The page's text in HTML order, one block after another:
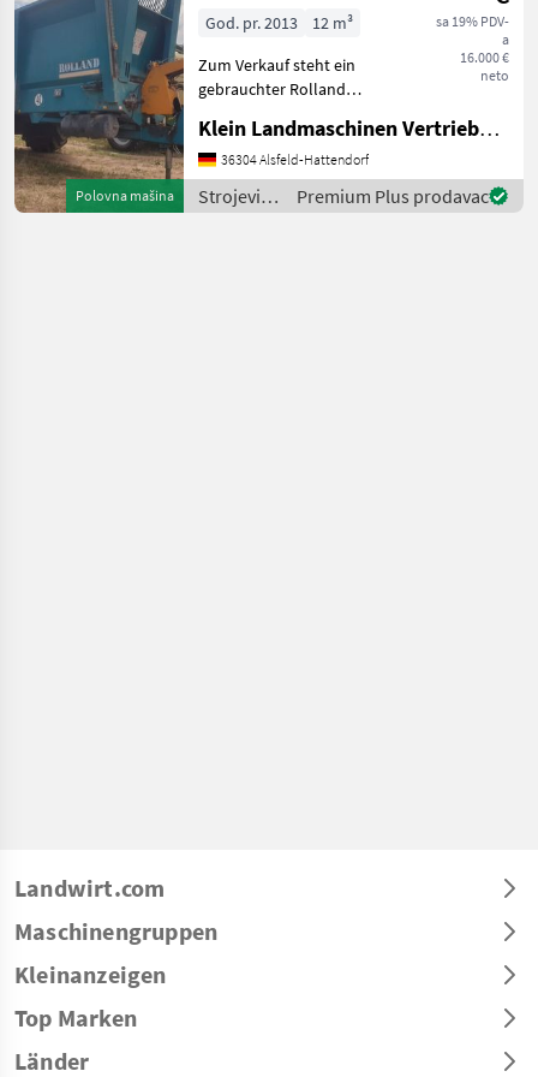
/ Fuchs
Polovna mašina
sa 19% PDV-
a
16.000 €
neto
God. pr. 2013
12 m³
Zum Verkauf steht ein
gebrauchter Rolland
Tiefladerbauweise, Modell
Rolltwin RT145 mit
Vertikalstreuwerk.
Funktionsfähig und sofort
Klein Landmaschinen Vertriebs GmbH
36304 Alsfeld-Hattendorf
Strojevi
za
Premium Plus prodavac
Landwirt.com
Maschinengruppen
Kleinanzeigen
Top Marken
Länder